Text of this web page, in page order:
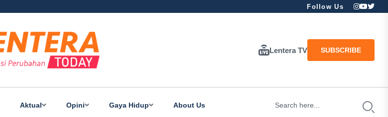
Follow Us
Lentera TV SUBSCRIBE
Aktual Opini Gaya Hidup About Us